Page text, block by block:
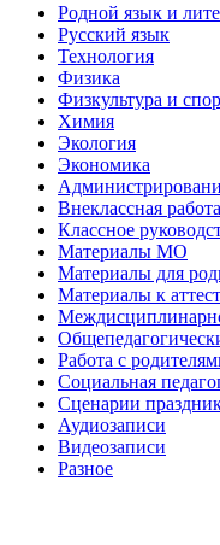
Родной язык и
Русский язык
Технология
Физика
Физкультура и
Химия
Экология
Экономика
Внеклассная работа
Классное
Материалы МО
Материалы для
Материалы к
Работа с
Социальная
Сценарии
Аудиозаписи
Видеозаписи
Разное